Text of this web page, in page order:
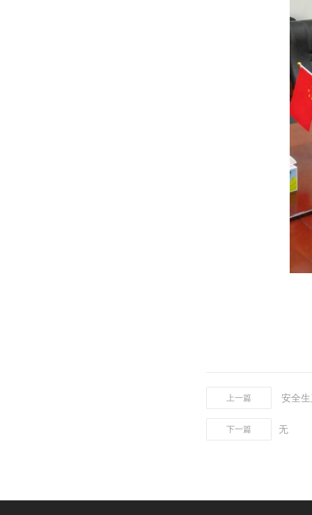
上一篇 安全
下一篇 无